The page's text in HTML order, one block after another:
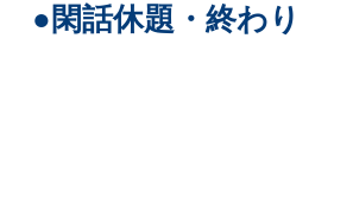
●閑話休題・終わり